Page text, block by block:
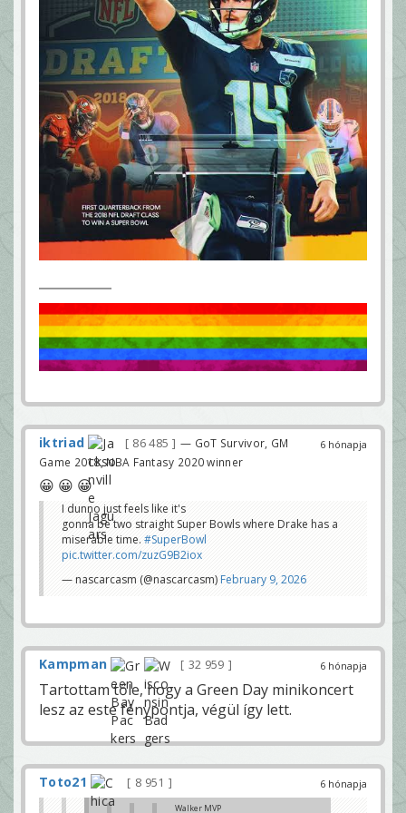
6 hónapja
iktriad 86 485
— GoT Survivor, GM
Game 2018, NBA Fantasy 2020 winner
😀 😀 😀
I dunno just feels like it's
gonna be two straight Super Bowls where Drake has a
miserable time. #SuperBowl
pic.twitter.com/zuzG9B2iox
— nascarcasm (@nascarcasm)February 9, 2026
6 hónapja
Kampman 32 959
Tartottam tőle, hogy a Green Day minikoncert
lesz az este fénypontja, végül így lett.
6 hónapja
Toto21 8 951
Walker MVP